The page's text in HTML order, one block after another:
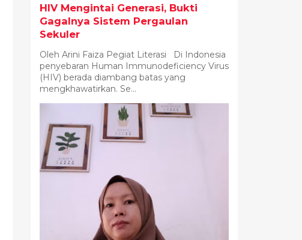
HIV Mengintai Generasi, Bukti
Gagalnya Sistem Pergaulan
Sekuler
Oleh Arini Faiza Pegiat Literasi Di Indonesia
penyebaran Human Immunodeficiency Virus
(HIV) berada diambang batas yang
mengkhawatirkan. Se...